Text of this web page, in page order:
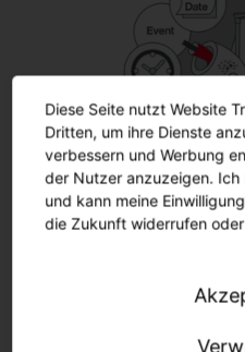
SITEC iQ Smart-Wire.
Diese Seite nutzt Website
Dritten, um ihre Dienste
verbessern und Werbung
der Nutzer anzuzeigen.
und kann meine
die Zukunft widerrufen